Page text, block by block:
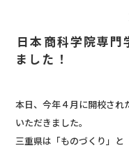
日本商科学院専門
ました！
本日、今年４月に開校され
いただきました。
三重県は「ものづくり」と